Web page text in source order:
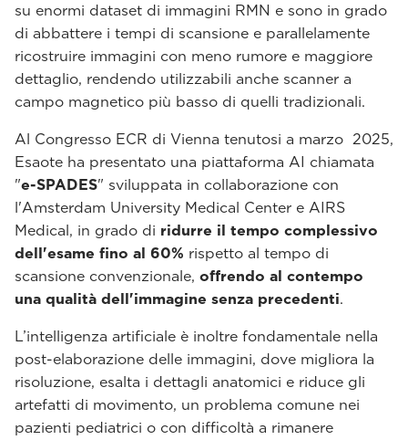
su enormi dataset di immagini RMN e sono in grado
di abbattere i tempi di scansione e parallelamente
ricostruire immagini con meno rumore e maggiore
dettaglio, rendendo utilizzabili anche scanner a
campo magnetico più basso di quelli tradizionali.
Al Congresso ECR di Vienna tenutosi a marzo 2025,
Esaote ha presentato una piattaforma AI chiamata
"e-SPADES" sviluppata in collaborazione con
l'Amsterdam University Medical Center e AIRS
Medical, in grado di ridurre il tempo complessivo
dell'esame fino al 60% rispetto al tempo di
scansione convenzionale, offrendo al contempo
una qualità dell'immagine senza precedenti.
L’intelligenza artificiale è inoltre fondamentale nella
post-elaborazione delle immagini, dove migliora la
risoluzione, esalta i dettagli anatomici e riduce gli
artefatti di movimento, un problema comune nei
pazienti pediatrici o con difficoltà a rimanere